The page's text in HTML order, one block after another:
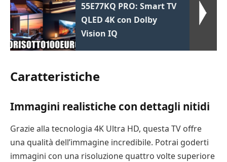
55E77KQ PRO: Smart TV
QLED 4K con Dolby
Vision IQ
Caratteristiche
Immagini realistiche con dettagli nitidi
Grazie alla tecnologia 4K Ultra HD, questa TV offre
una qualità dell’immagine incredibile. Potrai goderti
immagini con una risoluzione quattro volte superiore